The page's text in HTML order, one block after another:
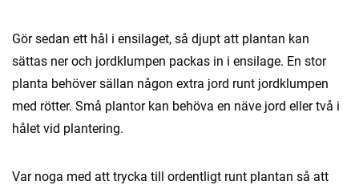
Gör sedan ett hål i ensilaget, så djupt att plantan kan
sättas ner och jordklumpen packas in i ensilage. En stor
planta behöver sällan någon extra jord runt jordklumpen
med rötter. Små plantor kan behöva en näve jord eller två i
hålet vid plantering.
Var noga med att trycka till ordentligt runt plantan så att